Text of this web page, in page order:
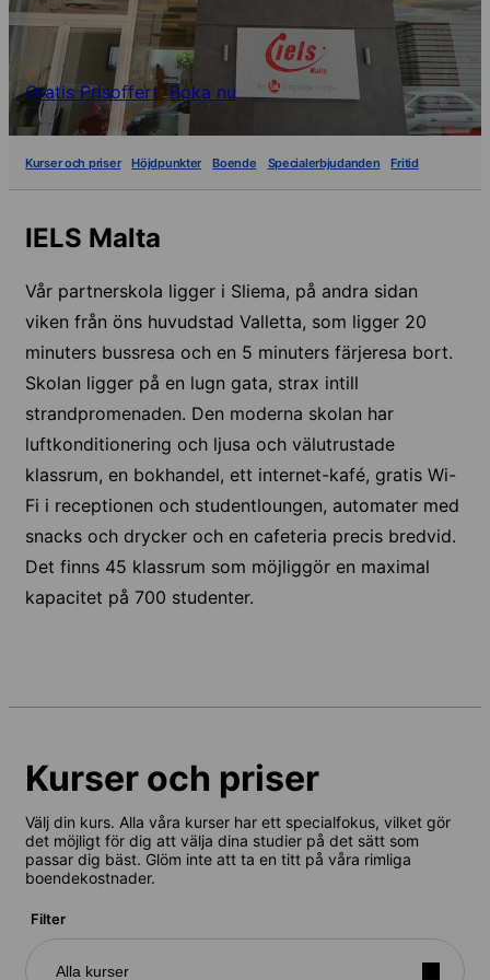
Gratis Prisoffert Boka nu
Kurser och priser Höjdpunkter Boende Specialerbjudanden Fritid
IELS Malta
Vår partnerskola ligger i Sliema, på andra sidan
viken från öns huvudstad Valletta, som ligger 20
minuters bussresa och en 5 minuters färjeresa bort.
Skolan ligger på en lugn gata, strax intill
strandpromenaden. Den moderna skolan har
luftkonditionering och ljusa och välutrustade
klassrum, en bokhandel, ett internet-kafé, gratis Wi-
Fi i receptionen och studentloungen, automater med
snacks och drycker och en cafeteria precis bredvid.
Det finns 45 klassrum som möjliggör en maximal
kapacitet på 700 studenter.
Kurser och priser
Välj din kurs. Alla våra kurser har ett specialfokus, vilket gör
det möjligt för dig att välja dina studier på det sätt som
passar dig bäst. Glöm inte att ta en titt på våra rimliga
boendekostnader.
Filter
Alla kurser